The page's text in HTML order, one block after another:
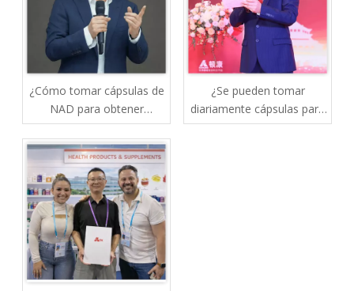
¿Cómo tomar cápsulas de
NAD para obtener
mejores resultados?
¿Se pueden tomar
diariamente cápsulas para
el hígado o la resaca?